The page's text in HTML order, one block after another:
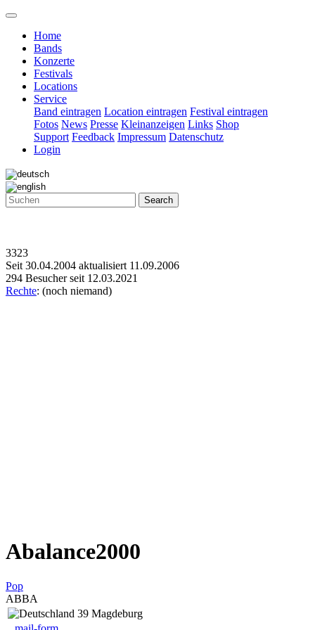
Home
Bands
Konzerte
Festivals
Locations
Service
Band eintragen Location eintragen Festival eintragen
Fotos News Presse Kleinanzeigen Links Shop
Support Feedback Impressum Datenschutz
Login
Search
3323
Seit 30.04.2004 aktualisiert 11.09.2006
294 Besucher seit 12.03.2021
Rechte: (noch niemand)
Abalance2000
Pop
ABBA
39 Magdeburg